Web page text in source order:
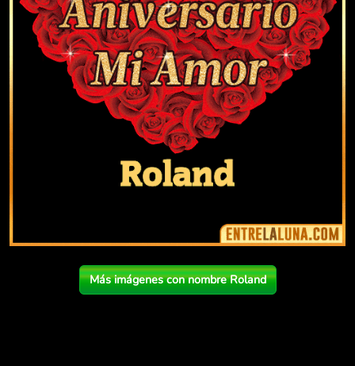
Más imágenes con nombre Roland